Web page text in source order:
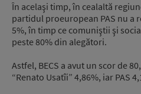
În acelaşi timp, în cealaltă
partidul proeuropean PAS nu a
5%, în timp ce comuniştii şi
peste 80% din alegători.
Astfel, BECS a avut un scor de
“Renato Usatîi” 4,86%, iar PAS